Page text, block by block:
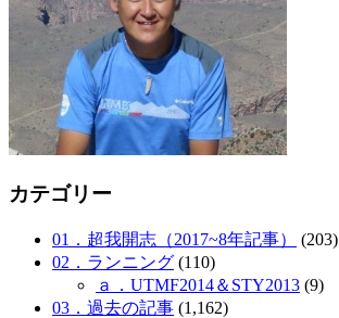
カテゴリー
01．超我開志（2017~8年記事）
(203)
02．ランニング (110)
ａ．UTMF2014＆STY2013 (9)
03．過去の記事 (1,162)